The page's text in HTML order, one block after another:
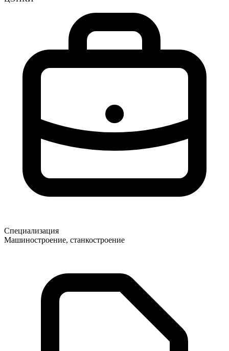
Специализация
Машиностроение, станкостроение